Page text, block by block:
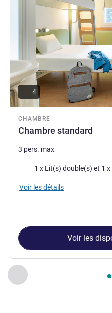
Précédent - Chambre
Page , Chambre 1 :
CHAMBRE
Chambre standard
4
3 pers. max
Literie 1 x
Voir les détails
Voir les